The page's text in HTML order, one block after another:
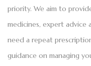
priority. We aim to
medicines, expert advice
need a repeat
guidance on managing